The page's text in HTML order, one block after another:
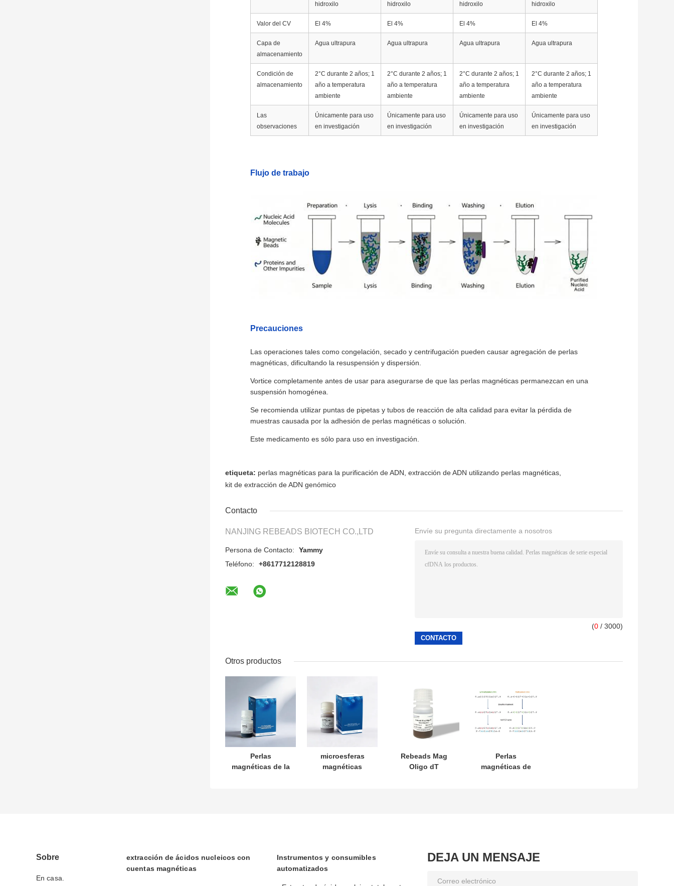
hidroxilo
hidroxilo
hidroxilo
hidroxilo
Valor del CV El 4% El 4% El 4% El 4%
Capa de
almacenamiento
Agua ultrapura Agua ultrapura Agua ultrapura Agua ultrapura
Condición de
almacenamiento
2°C durante 2 años; 1
año a temperatura
ambiente
2°C durante 2 años; 1
año a temperatura
ambiente
2°C durante 2 años; 1
año a temperatura
ambiente
2°C durante 2 años; 1
año a temperatura
ambiente
Las
observaciones
Únicamente para uso
en investigación
Únicamente para uso
en investigación
Únicamente para uso
en investigación
Únicamente para uso
en investigación
Flujo de trabajo
Precauciones
Las operaciones tales como congelación, secado y centrifugación pueden causar agregación de perlas
magnéticas, dificultando la resuspensión y dispersión.
Vortice completamente antes de usar para asegurarse de que las perlas magnéticas permanezcan en una
suspensión homogénea.
Se recomienda utilizar puntas de pipetas y tubos de reacción de alta calidad para evitar la pérdida de
muestras causada por la adhesión de perlas magnéticas o solución.
Este medicamento es sólo para uso en investigación.
etiqueta: perlas magnéticas para la purificación de ADN extracción de ADN utilizando perlas magnéticas
kit de extracción de ADN genómico
Contacto
NANJING REBEADS BIOTECH CO.,LTD
Persona de Contacto:
Yammy
Teléfono:
+8617712128819
Envíe su pregunta directamente a nosotros
(0 / 3000)
Otros productos
Perlas
magnéticas de la
microesferas
magnéticas
Rebeads Mag
Oligo dT
Perlas
magnéticas de
Sobre
En casa.
extracción de ácidos nucleicos con
cuentas magnéticas
Instrumentos y consumibles
automatizados
DEJA UN MENSAJE